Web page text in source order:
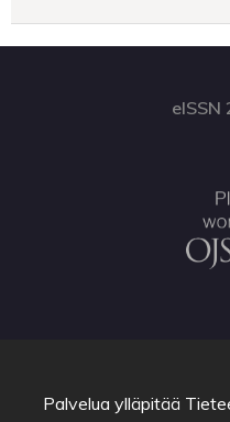
Palvelua ylläpitää